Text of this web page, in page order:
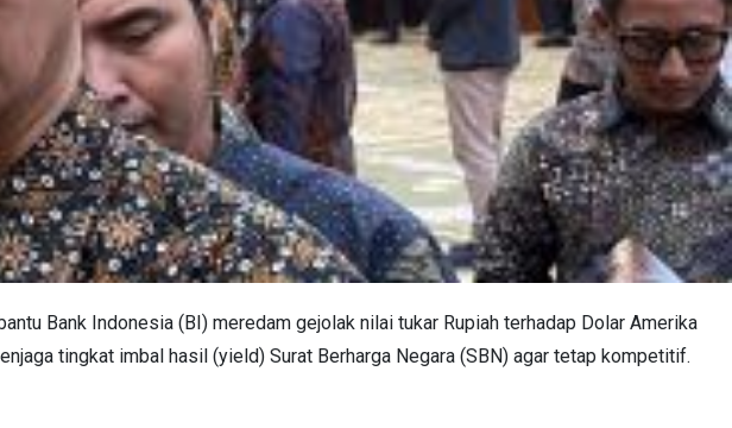
Bank Indonesia (BI) meredam gejolak nilai tukar Rupiah terhadap Dolar Amerika
tingkat imbal hasil (yield) Surat Berharga Negara (SBN) agar tetap kompetitif.